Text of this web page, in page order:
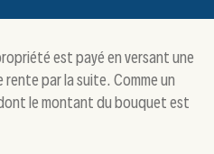
est payé en versant une
par la suite. Comme un
le montant du bouquet est